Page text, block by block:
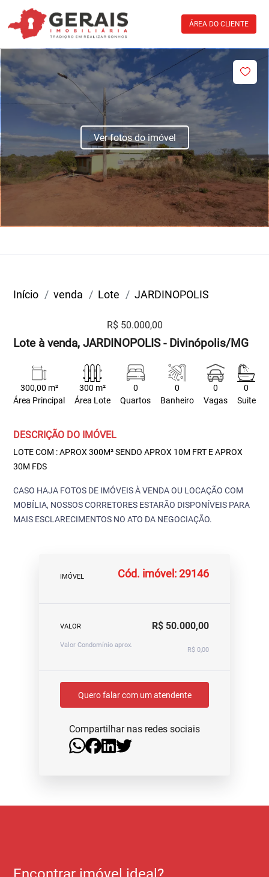
ÁREA DO CLIENTE
Ver fotos do imóvel
Início venda Lote JARDINOPOLIS
R$ 50.000,00
Lote à venda, JARDINOPOLIS - Divinópolis/MG
300,00 m²
Área Principal
300 m²
Área Lote
0
Quartos
0
Banheiro
0
Vagas
0
Suite
DESCRIÇÃO DO IMÓVEL
LOTE COM : APROX 300M² SENDO APROX 10M FRT E APROX
30M FDS
CASO HAJA FOTOS DE IMÓVEIS À VENDA OU LOCAÇÃO COM
MOBÍLIA, NOSSOS CORRETORES ESTARÃO DISPONÍVEIS PARA
MAIS ESCLARECIMENTOS NO ATO DA NEGOCIAÇÃO.
IMÓVEL Cód. imóvel: 29146
VALOR R$ 50.000,00
Valor Condomínio aprox.
R$ 0,00
Quero falar com um atendente
Compartilhar nas redes sociais